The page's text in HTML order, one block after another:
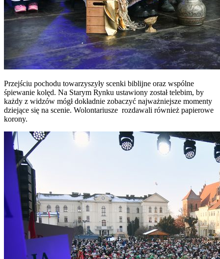
Przejściu pochodu towarzyszyły scenki biblijne oraz wspólne
śpiewanie kolęd. Na Starym Rynku ustawiony został telebim, by
każdy z widzów mógł dokładnie zobaczyć najważniejsze momenty
dziejące się na scenie. Wolontariusze rozdawali również papierowe
korony.